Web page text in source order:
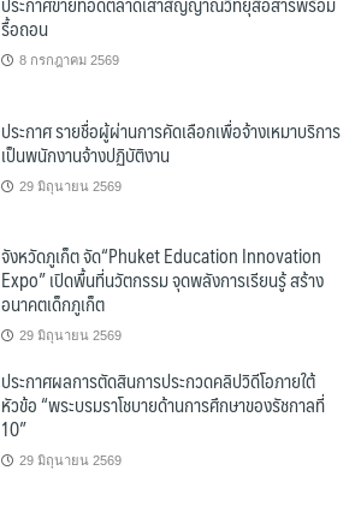
รื้อถอน
8 กรกฎาคม 2569
ประกาศ รายชื่อผู้ผ่านการคัดเลือกเพื่อจ้างเหมาบริการ
เป็นพนักงานจ้างปฏิบัติงาน
29 มิถุนายน 2569
จังหวัดภูเก็ต จัด“Phuket Education Innovation
Expo” เปิดพื้นที่นวัตกรรม จุดพลังการเรียนรู้ สร้าง
อนาคตเด็กภูเก็ต
29 มิถุนายน 2569
ประกาศผลการตัดสินการประกวดคลิปวิดีโอภายใต้
หัวข้อ “พระบรมราโชบายด้านการศึกษาของรัชกาลที่
10”
29 มิถุนายน 2569